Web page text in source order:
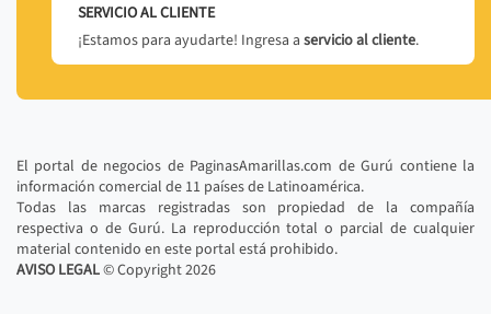
SERVICIO AL CLIENTE
¡Estamos para ayudarte! Ingresa a servicio al cliente.
El portal de negocios de PaginasAmarillas.com de Gurú contiene la
información comercial de 11 países de Latinoamérica.
Todas las marcas registradas son propiedad de la compañía
respectiva o de Gurú. La reproducción total o parcial de cualquier
material contenido en este portal está prohibido.
AVISO LEGAL© Copyright2026